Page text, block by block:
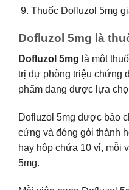
Thuốc Dofluzol 5mg
Dofluzol 5mg là
Dofluzol 5mg là một
trị dự phòng triệu chứng
phẩm đang được lựa
Dofluzol 5mg được bào
cứng và đóng gói thành
hay hộp chứa 10 vỉ, mỗi
5mg.